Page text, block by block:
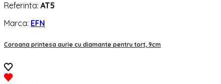
Referinta: AT5
Marca: EFN
Coroana printesa aurie cu diamante pentru tort, 9cm